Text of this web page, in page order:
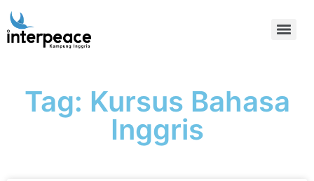
Tag: Kursus Bahasa
Inggris